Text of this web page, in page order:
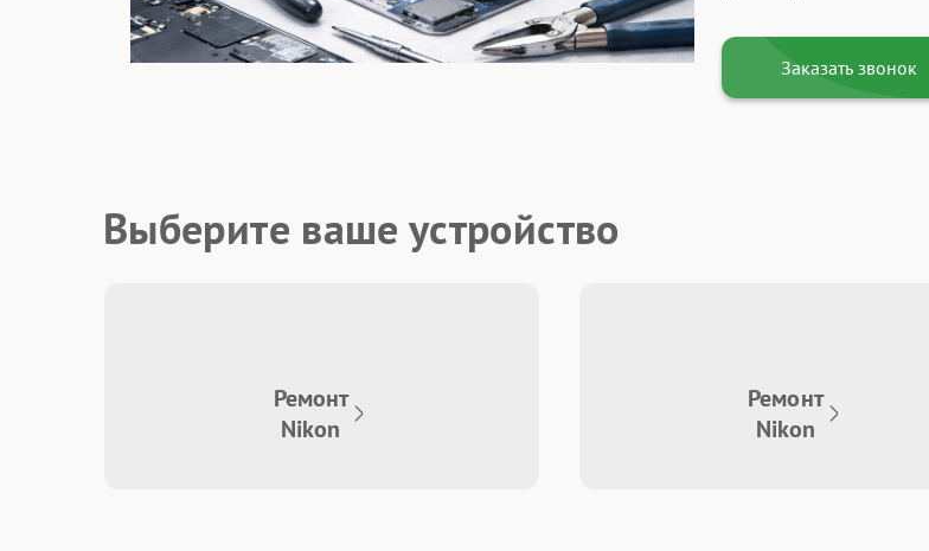
Заказать звонок
Выберите ваше устройство
Ремонт
Nikon
Ремонт
Nikon